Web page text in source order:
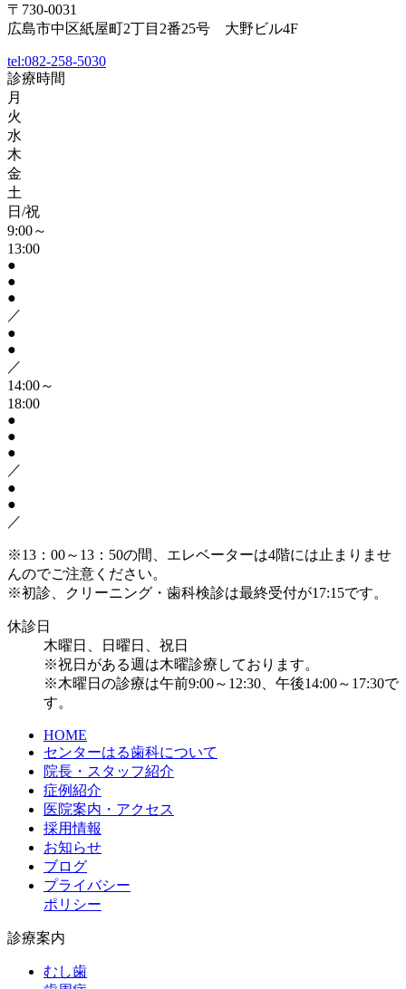
〒730-0031
広島市中区紙屋町2丁目2番25号 大野ビル4F
tel:082-258-5030
診療時間
月
火
水
木
金
土
日/祝
9:00～
13:00
●
●
●
／
●
●
／
14:00～
18:00
●
●
●
／
●
●
／
※13：00～13：50の間、エレベーターは4階には止まりませ
んのでご注意ください。
※初診、クリーニング・歯科検診は最終受付が17:15です。
休診日
木曜日、日曜日、祝日
※祝日がある週は木曜診療しております。
※木曜日の診療は午前9:00～12:30、午後14:00～17:30で
す。
HOME
センターはる歯科について
院長・スタッフ紹介
症例紹介
医院案内・アクセス
採用情報
お知らせ
ブログ
プライバシー
ポリシー
診療案内
むし歯